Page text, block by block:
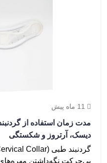
11 ماه پیش
مدت زمان استفاده از
دیسک، آرتروز و شکستگی
بی‌حرکت نگه‌داشتن